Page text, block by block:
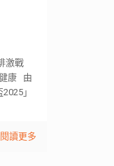
激戰
康 由
」
閱讀更多